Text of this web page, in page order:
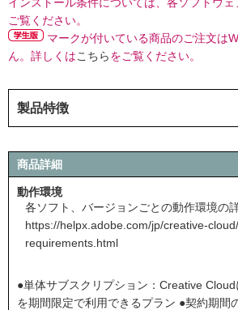
ご覧ください。
マークが付いている商品のご注文は
ん。詳しくはこちらをご覧ください。
製品特徴
商品詳細
動作環境
各ソフト、バージョンごとの動作環境の
https://helpx.adobe.com/jp/creative-
requirements.html
●単体サブスクリプション：Creative
を期間限定で利用できるプラン ●契約期間